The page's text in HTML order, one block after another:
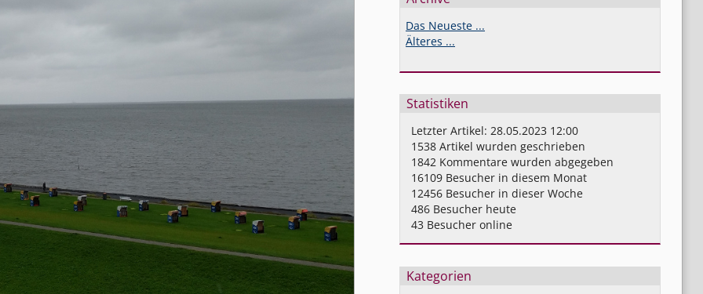
Das Neueste ...
Älteres ...
Statistiken
Letzter Artikel: 28.05.2023 12:00
1538Artikel wurden geschrieben
1842Kommentare wurden abgegeben
16109Besucher in diesem Monat
12456Besucher in dieser Woche
486Besucher heute
43 Besucher online
Kategorien